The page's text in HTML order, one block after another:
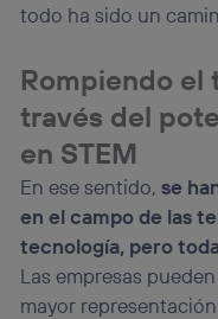
todo ha sido un
Rompiendo el
través del
en STEM
En ese sentido,se
en el campo de las
tecnología, pero
Las empresas
mayor